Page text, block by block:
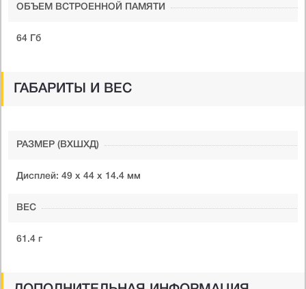
ОБЪЕМ ВСТРОЕННОЙ ПАМЯТИ
64 Гб
ГАБАРИТЫ И ВЕС
РАЗМЕР (ВXШXД)
Дисплей: 49 x 44 x 14.4 мм
ВЕС
61.4 г